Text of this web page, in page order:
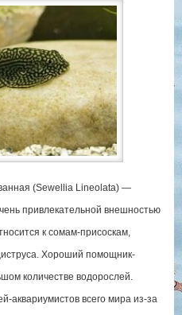
(Sewellia Lineolata) —
привлекательной внешностью
к сомам-присоскам,
Хороший помощник-
количестве водорослей.
аквариумистов всего мира из-за